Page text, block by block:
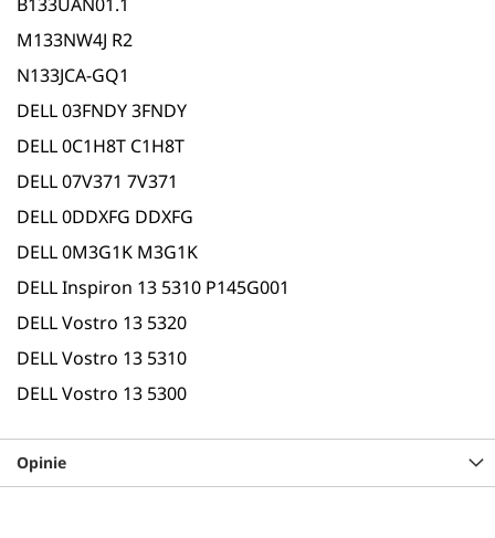
M133NW4J R2
N133JCA-GQ1
DELL 03FNDY 3FNDY
DELL 0C1H8T C1H8T
DELL 07V371 7V371
DELL 0DDXFG DDXFG
DELL 0M3G1K M3G1K
DELL Inspiron 13 5310 P145G001
DELL Vostro 13 5320
DELL Vostro 13 5310
DELL Vostro 13 5300
Opinie